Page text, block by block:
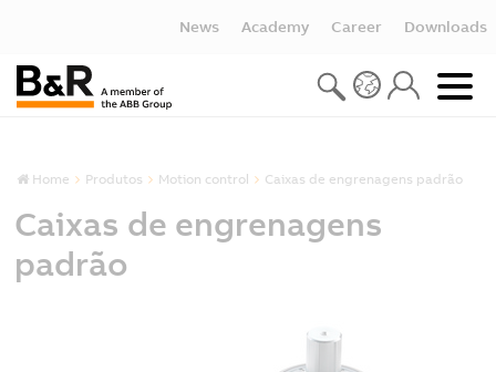
News Academy Career Downloads
Home Produtos Motion control Caixas de engrenagens padrão
Caixas de engrenagens
padrão